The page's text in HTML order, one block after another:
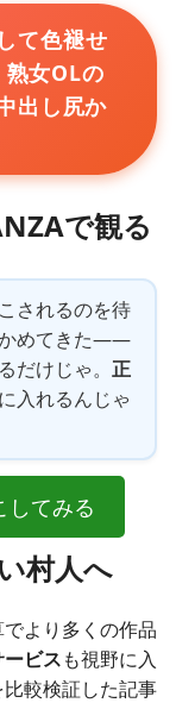
て色褪せ
女OLの
出し尻か
で観る
されるのを待
かめてきた——
だけじゃ。 正
入れるんじゃ
てみる
村人へ
より多くの作品
ビスも視野に入
較検証した記事